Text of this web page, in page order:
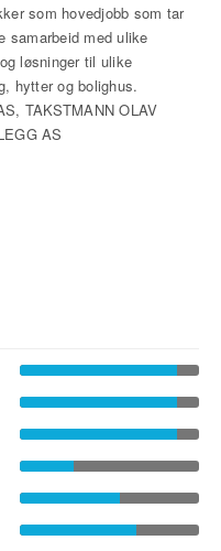
som hovedjobb som tar
samarbeid med ulike
løsninger til ulike
hytter og bolighus.
TAKSTMANN OLAV
AS